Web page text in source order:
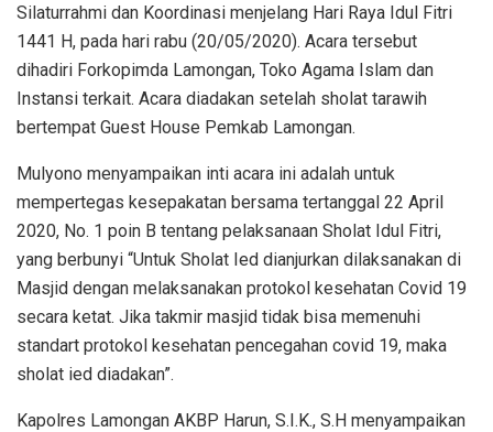
Silaturrahmi dan Koordinasi menjelang Hari Raya Idul Fitri
1441 H, pada hari rabu (20/05/2020). Acara tersebut
dihadiri Forkopimda Lamongan, Toko Agama Islam dan
Instansi terkait. Acara diadakan setelah sholat tarawih
bertempat Guest House Pemkab Lamongan.
Mulyono menyampaikan inti acara ini adalah untuk
mempertegas kesepakatan bersama tertanggal 22 April
2020, No. 1 poin B tentang pelaksanaan Sholat Idul Fitri,
yang berbunyi “Untuk Sholat Ied dianjurkan dilaksanakan di
Masjid dengan melaksanakan protokol kesehatan Covid 19
secara ketat. Jika takmir masjid tidak bisa memenuhi
standart protokol kesehatan pencegahan covid 19, maka
sholat ied diadakan”.
Kapolres Lamongan AKBP Harun, S.I.K., S.H menyampaikan